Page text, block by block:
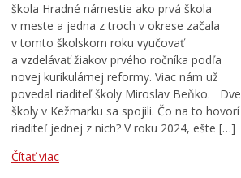
škola Hradné námestie ako prvá škola
v meste a jedna z troch v okrese začala
v tomto školskom roku vyučovať
a vzdelávať žiakov prvého ročníka podľa
novej kurikulárnej reformy. Viac nám už
povedal riaditeľ školy Miroslav Beňko. Dve
školy v Kežmarku sa spojili. Čo na to hovorí
riaditeľ jednej z nich? V roku 2024, ešte […]
Čítať viac